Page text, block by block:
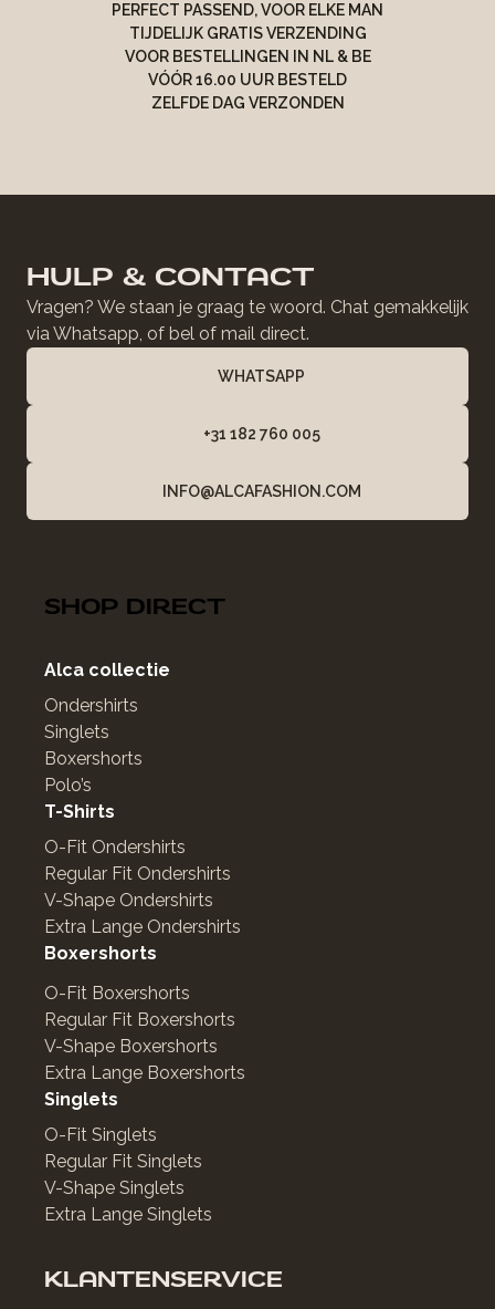
PERFECT PASSEND, VOOR ELKE MAN
TIJDELIJK GRATIS VERZENDING
VOOR BESTELLINGEN IN NL & BE
VÓÓR 16.00 UUR BESTELD
ZELFDE DAG VERZONDEN
HULP & CONTACT
Vragen? We staan je graag te woord. Chat gemakkelijk
via Whatsapp, of bel of mail direct.
WHATSAPP
+31 182 760 005
INFO@ALCAFASHION.COM
SHOP DIRECT
Alca collectie
Ondershirts
Singlets
Boxershorts
Polo’s
T-Shirts
O-Fit Ondershirts
Regular Fit Ondershirts
V-Shape Ondershirts
Extra Lange Ondershirts
Boxershorts
O-Fit Boxershorts
Regular Fit Boxershorts
V-Shape Boxershorts
Extra Lange Boxershorts
Singlets
O-Fit Singlets
Regular Fit Singlets
V-Shape Singlets
Extra Lange Singlets
KLANTENSERVICE